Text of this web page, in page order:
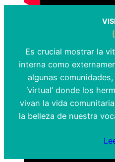
Es crucial mostrar la
interna como
algunas
‘virtual’ donde los
vivan la vida
la belleza de nuestra